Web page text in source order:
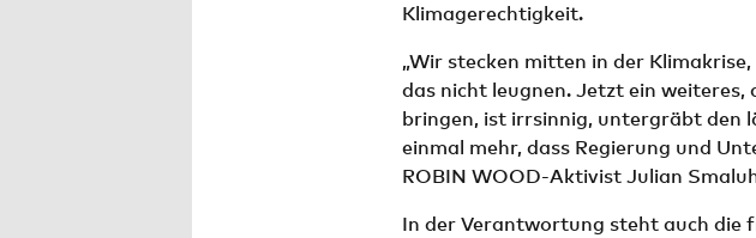
Klimagerechtigkeit.
„Wir stecken mitten in der
das nicht leugnen. Jetzt ein
bringen, ist irrsinnig, untergräbt den
einmal mehr, dass Regierung und
ROBIN WOOD-Aktivist Julian
In der Verantwortung steht auch die